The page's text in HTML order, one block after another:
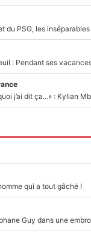
qui a tout gâché !